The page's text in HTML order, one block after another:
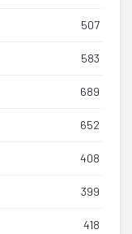
507
583
689
652
408
399
418